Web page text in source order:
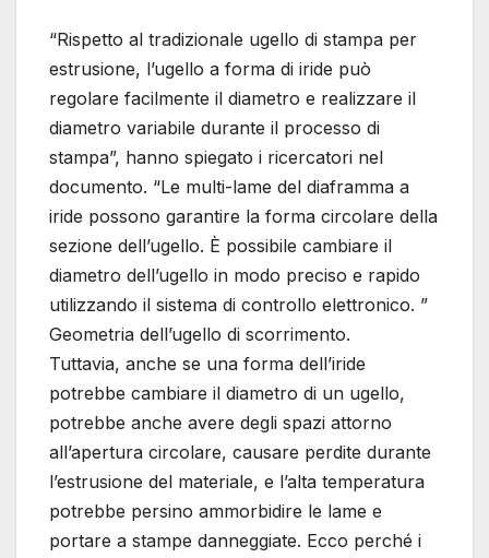
“Rispetto al tradizionale ugello di stampa per
estrusione, l’ugello a forma di iride può
regolare facilmente il diametro e realizzare il
diametro variabile durante il processo di
stampa”, hanno spiegato i ricercatori nel
documento. “Le multi-lame del diaframma a
iride possono garantire la forma circolare della
sezione dell’ugello. È possibile cambiare il
diametro dell’ugello in modo preciso e rapido
utilizzando il sistema di controllo elettronico. ”
Geometria dell’ugello di scorrimento.
Tuttavia, anche se una forma dell’iride
potrebbe cambiare il diametro di un ugello,
potrebbe anche avere degli spazi attorno
all’apertura circolare, causare perdite durante
l’estrusione del materiale, e l’alta temperatura
potrebbe persino ammorbidire le lame e
portare a stampe danneggiate. Ecco perché i